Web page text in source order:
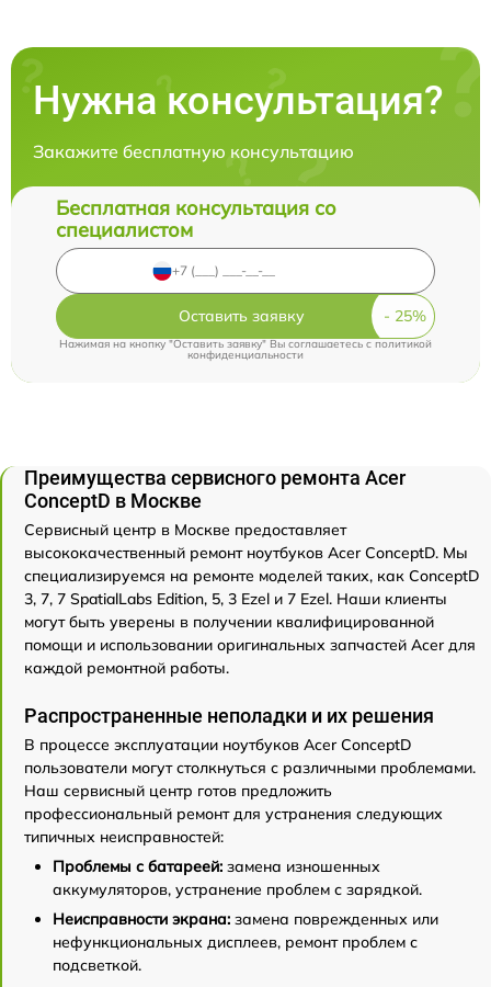
Нужна консультация?
Закажите бесплатную консультацию
Бесплатная консультация со
специалистом
Оставить заявку
Нажимая на кнопку "Оставить заявку" Вы соглашаетесь cполитикой
конфиденциальности
Преимущества сервисного ремонта Acer
ConceptD в Москве
Сервисный центр в Москве предоставляет
высококачественный ремонт ноутбуков Acer ConceptD. Мы
специализируемся на ремонте моделей таких, как ConceptD
3, 7, 7 SpatialLabs Edition, 5, 3 Ezel и 7 Ezel. Наши клиенты
могут быть уверены в получении квалифицированной
помощи и использовании оригинальных запчастей Acer для
каждой ремонтной работы.
Распространенные неполадки и их решения
В процессе эксплуатации ноутбуков Acer ConceptD
пользователи могут столкнуться с различными проблемами.
Наш сервисный центр готов предложить
профессиональный ремонт для устранения следующих
типичных неисправностей:
Проблемы с батареей: замена изношенных
аккумуляторов, устранение проблем с зарядкой.
Неисправности экрана: замена поврежденных или
нефункциональных дисплеев, ремонт проблем с
подсветкой.